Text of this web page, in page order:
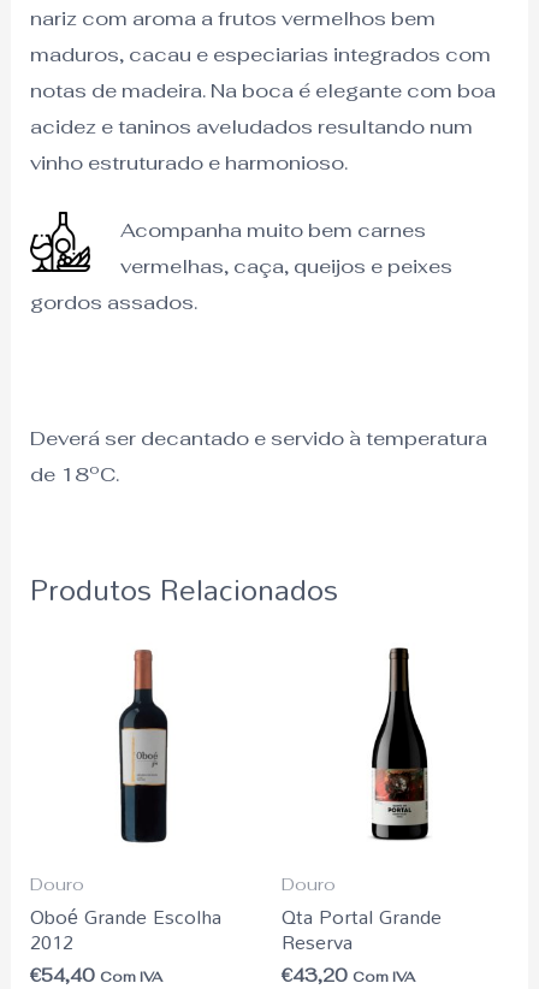
nariz com aroma a frutos vermelhos bem
maduros, cacau e especiarias integrados com
notas de madeira. Na boca é elegante com boa
acidez e taninos aveludados resultando num
vinho estruturado e harmonioso.
Acompanha muito bem carnes
vermelhas, caça, queijos e peixes
gordos assados.
Deverá ser decantado e servido à temperatura
de 18ºC.
Produtos Relacionados
Douro
Oboé Grande Escolha
2012
€54,40 Com IVA
Douro
Qta Portal Grande
Reserva
€43,20 Com IVA